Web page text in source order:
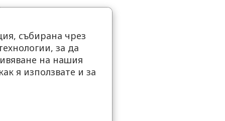
събирана чрез
за да
на нашия
я използвате и за